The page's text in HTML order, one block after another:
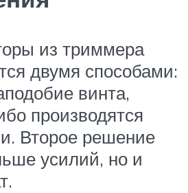
из триммера
двумя способами:
винта,
производятся
Второе решение
усилий, но и